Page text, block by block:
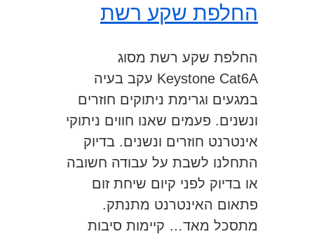
החלפת שקע רשת
החלפת שקע רשת מסוג
Keystone Cat6A עקב בעיה
במגעים וגרימת ניתוקים חוזרים
ונשנים. פעמים שאנו חווים ניתוקי
אינטרנט חוזרים ונשנים. בדיוק
התחלנו לשבת על עבודה חשובה
או בדיוק לפני קיום שיחת זום
פתאום האינטרנט מתנתק.
מתסכל מאד… קיימות סיבות